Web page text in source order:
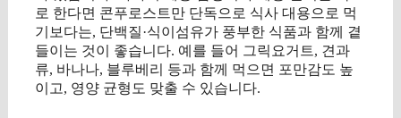
로 한다면 콘푸로스트만 단독으로 식사 대용으로 먹
기보다는, 단백질·식이섬유가 풍부한 식품과 함께 곁
들이는 것이 좋습니다. 예를 들어 그릭요거트, 견과
류, 바나나, 블루베리 등과 함께 먹으면 포만감도 높
이고, 영양 균형도 맞출 수 있습니다.